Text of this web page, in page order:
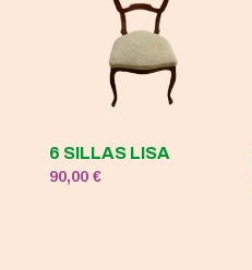
6 SILLAS LISA
90,00 €